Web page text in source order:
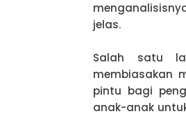
jelas.
Salah satu
membiasakan
pintu bagi
anak-anak